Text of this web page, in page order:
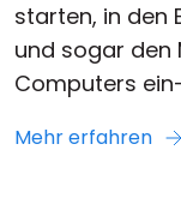
starten, in den
und sogar den
Computers
Mehr erfahren